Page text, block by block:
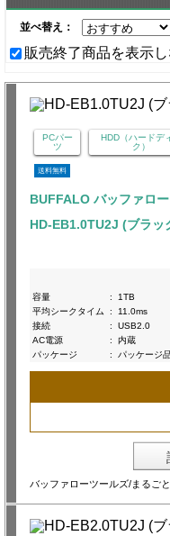
並べ替え：
販売終了商品を表示
PCパー
ツ
HDD（ハードデ
ク）
送料無料
BUFFALO バッファロー
HD-EB1.0TU2J (ブラッ
容量
:
1TB
平均シークタイム
:
11.0ms
接続
:
USB2.0
AC電源
:
内蔵
パッケージ
: パッケージ
バッファローツールズ/まるご